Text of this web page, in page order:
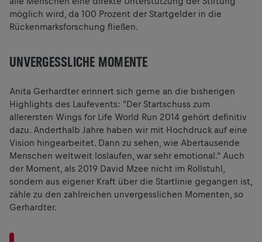
möglich wird, da 100 Prozent der Startgelder in die
Rückenmarksforschung fließen.
UNVERGESSLICHE MOMENTE
Anita Gerhardter erinnert sich gerne an die bisherigen
Highlights des Laufevents: "Der Startschuss zum
allerersten Wings for Life World Run 2014 gehört definitiv
dazu. Anderthalb Jahre haben wir mit Hochdruck auf eine
Vision hingearbeitet. Dann zu sehen, wie Abertausende
Menschen weltweit loslaufen, war sehr emotional." Auch
der Moment, als 2019 David Mzee nicht im Rollstuhl,
sondern aus eigener Kraft über die Startlinie gegangen ist,
zähle zu den zahlreichen unvergesslichen Momenten, so
Gerhardter.